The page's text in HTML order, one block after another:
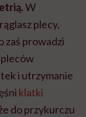
W
plecy,
zaś prowadzi
i utrzymanie
klatki
do przykurczu